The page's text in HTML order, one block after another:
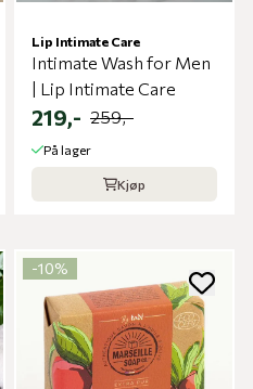
Lip Intimate Care
Intimate Wash for Men
| Lip Intimate Care
219,- 259,-
På lager
Kjøp
-10%